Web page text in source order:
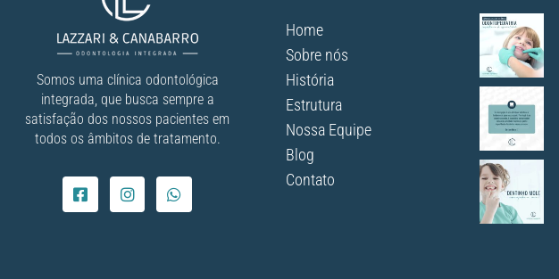
Somos uma clínica odontológica
integrada, que busca sempre a
satisfação dos nossos pacientes em
todos os âmbitos de tratamento.
Home
Sobre nós
História
Estrutura
Nossa Equipe
Blog
Contato